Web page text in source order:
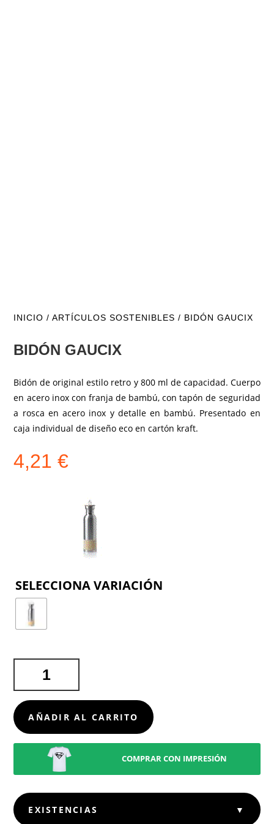
INICIO /ARTÍCULOS SOSTENIBLES / BIDÓN GAUCIX
BIDÓN GAUCIX
Bidón de original estilo retro y 800 ml de capacidad. Cuerpo
en acero inox con franja de bambú, con tapón de seguridad
a rosca en acero inox y detalle en bambú. Presentado en
caja individual de diseño eco en cartón kraft.
4,21€
GAUCIX
CANTIDAD
AÑADIR AL CARRITO
COMPRAR CON IMPRESIÓN
EXISTENCIAS ▼